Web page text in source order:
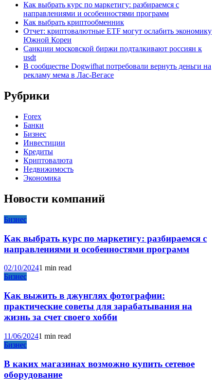
Как выбрать курс по маркетигу: разбираемся с
направлениями и особенностями программ
Как выбрать криптообменник
Отчет: криптовалютные ETF могут ослабить экономику
Южной Кореи
Санкции московской биржи подталкивают россиян к
usdt
В сообществе Dogwifhat потребовали вернуть деньги на
рекламу мема в Лас-Вегасе
Рубрики
Forex
Банки
Бизнес
Инвестиции
Кредиты
Криптовалюта
Недвижимость
Экономика
Новости компаний
Бизнес
Как выбрать курс по маркетигу: разбираемся с
направлениями и особенностями программ
02/10/20241 min read
Бизнес
Как выжить в джунглях фотографии:
практические советы для зарабатывания на
жизнь за счет своего хобби
11/06/20241 min read
Бизнес
В каких магазинах возможно купить сетевое
оборудование